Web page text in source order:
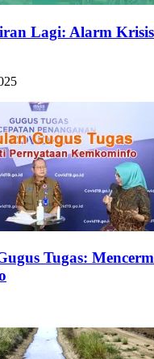
Lagi: Alarm
Tugas: